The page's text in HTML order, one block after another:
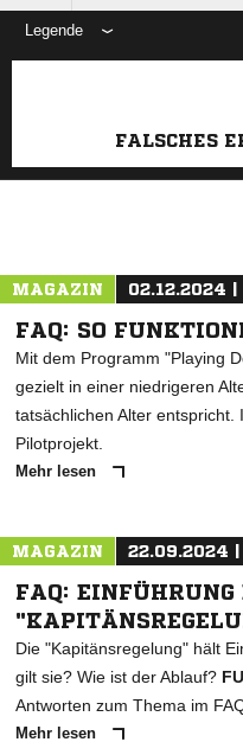
Legende
FALSCHES
MAGAZIN 02.12.2024
FAQ: SO
Mit dem Programm "Playing
gezielt in einer niedrigeren
tatsächlichen Alter entspricht.
Pilotprojekt.
Mehr lesen
MAGAZIN 22.09.2024 |
FAQ: EINFÜHRUNG
Die "Kapitänsregelung" hält
gilt sie? Wie ist der Ablauf?
Antworten zum Thema im
Mehr lesen